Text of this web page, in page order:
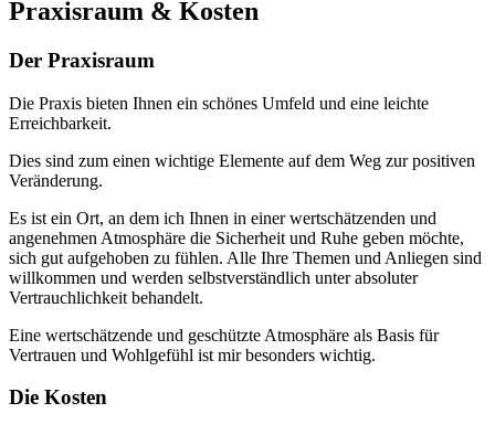
Praxisraum & Kosten
Der Praxisraum
Die Praxis bieten Ihnen ein schönes Umfeld und eine leichte
Erreichbarkeit.
Dies sind zum einen wichtige Elemente auf dem Weg zur positiven
Veränderung.
Es ist ein Ort, an dem ich Ihnen in einer wertschätzenden und
angenehmen Atmosphäre die Sicherheit und Ruhe geben möchte,
sich gut aufgehoben zu fühlen. Alle Ihre Themen und Anliegen sind
willkommen und werden selbstverständlich unter absoluter
Vertrauchlichkeit behandelt.
Eine wertschätzende und geschützte Atmosphäre als Basis für
Vertrauen und Wohlgefühl ist mir besonders wichtig.
Die Kosten